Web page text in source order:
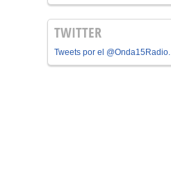
TWITTER
Tweets por el @Onda15Radio.